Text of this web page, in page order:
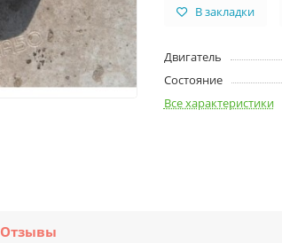
В закладки
Двигатель
Состояние
Все характеристики
Отзывы